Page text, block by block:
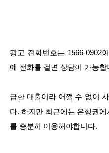
광고 전화번호는 1566-0902
에 전화를 걸면 상담이 가능합
급한 대출이라 어쩔 수 없이
다. 하지만 최근에는 은행권
를 충분히 이용해야합니다.